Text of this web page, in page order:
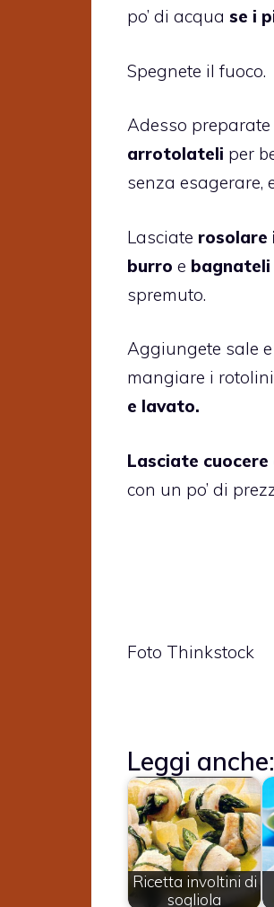
po’ di acqua se i
Spegnete il fuoco.
Adesso preparate
arrotolateli per
senza esagerare,
Lasciate rosolare
burro e bagnateli
spremuto.
Aggiungete sale
mangiare i
e lavato.
Lasciate
con un po’ di
Foto Thinkstock
Leggi anche:
Ricetta involtini di
sogliola